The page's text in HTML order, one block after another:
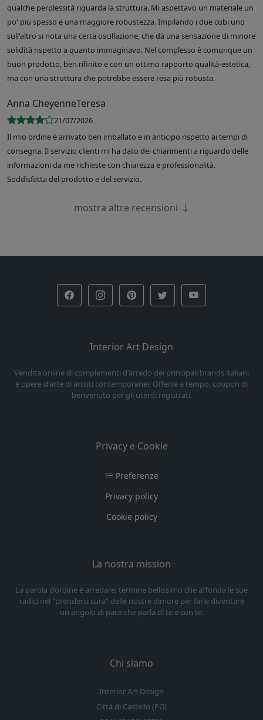
qualche perplessità riguarda la struttura. Mi aspettavo un materiale un
po' più spesso e una maggiore robustezza. Impilando i due cubi uno
sull'altro si nota una certa oscillazione, che dà una sensazione di minore
solidità rispetto a quanto immaginavo. Nel complesso è comunque un
buon prodotto, ben rifinito e con un ottimo rapporto qualità-estetica,
ma con una struttura che potrebbe essere resa più robusta.
Anna CheyenneTeresa
21/07/2026
Il mio ordine è arrivato ben imballato e in anticipo rispetto ai tempi di
consegna. Il servizio clienti mi ha dato dei chiarimenti a riguardo delle
informazioni da me richieste con chiarezza e professionalità.
Soddisfatta del prodotto e del servizio.
mostra altre recensioni
Interior Art Design
Vendita online di complementi d'arredo dei principali brands italiani
e opere d'arte di artisti contemporanei. Offerte a tempo, coupon di
benvenuto per gli utenti registrati.
Privacy e Cookie
Preferenze
Privacy policy
Cookie policy
La nostra mission
La parola d’ordine è arredare, termine bellissimo che affonda le sue
radici nel “prendersi cura” delle nostre dimore per farle diventare
un angolo di pace che parla di te e con te.
Chi siamo
Interior Art Design
Città di Castello (PG)